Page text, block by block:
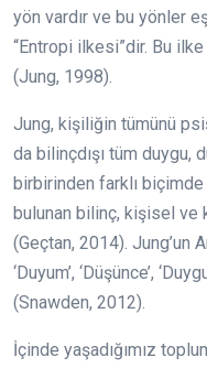
yön vardır ve bu yönler
“Entropi ilkesi”dir. Bu ilke
(Jung, 1998).
Jung, kişiliğin tümünü
da bilinçdışı tüm duygu,
birbirinden farklı
bulunan bilinç, kişisel
(Geçtan, 2014).
‘Duyum’, ‘Düşünce’,
(Snawden, 2012).
İçinde yaşadığımız